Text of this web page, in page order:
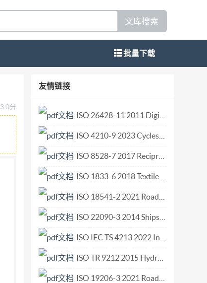
文库搜索
批量下载
方法 Pliers and nippersMethods of test
家质量监督检验检疫总局 发布 中国国
一1999《夹扭钳和剪切钳 寸试验方
试验方法(本版的3.2)； 增加了钳轴硬度
； 一修改了圆嘴钳扭力用试验片的尺寸
：2004《夹扭钳和剪切钳试验方
的章条编号对照一览表。 本标准与
标示，在附录B中给出了相应技术性差
技术委员会(SAC/TC174/SC2)归口。 研
有限公司、潍坊银燕工具有限公司、力
人：王竹鸣、王伟毅、吴祖训、李亮、
T6291—1986、GB/T6291—1999。
3.0分
友情链接
ISO 26428-11 2011 Digital cinema (D-cinema) distribution master — Part 11 Additional frame rat.pdf
ISO 4210-9 2023 Cycles — Safety requirements for bicycles — Part 9 Saddles and seat-post t.pdf
ISO 8528-7 2017 Reciprocating internal combustion engine driven alternating current generating sets — Part 7 Technical declarations for specification and design.pdf
ISO 1833-6 2018 Textiles Quantitative chemical analysis Part 6 Mixtures of viscose certain types of cupro modal or lyocell with certain other fibres (method using formic acid and zinc chloride).pdf
ISO 18541-2 2021 Road vehicles — Standardized access to automotive repair and maintenance information (RMI) — Part 2 Technical requirements.pdf
ISO 22090-3 2014 Ships and marine technology — Transmitting heading devices (THDs) — Part 3 GNSS principles.pdf
ISO IEC TS 4213 2022 Information technology — Artificial intelligence — Assessment of machine learning classification performance.pdf
ISO TR 9212 2015 Hydrometry — Methods of measurement of bedload discharge.pdf
ISO 19206-3 2021 Road vehicles — Test devices for target vehicles, vulnerable road users and other objects, for assessment of active safety functions — Part 3 Requirements for passenger vehicle 3D targets.pdf